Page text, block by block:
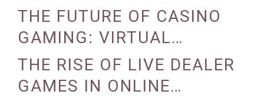
ON CASINO OPERATIONS
THE FUTURE OF CASINO
GAMING: VIRTUAL
REALITY AND AUGMENTED
REALITY
THE RISE OF LIVE DEALER
GAMES IN ONLINE